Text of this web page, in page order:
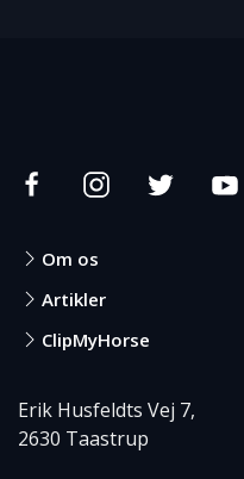
Om os
Artikler
ClipMyHorse
Erik Husfeldts Vej 7,
2630 Taastrup